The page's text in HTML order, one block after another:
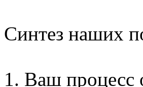
Синтез наших
1. Ваш процесс